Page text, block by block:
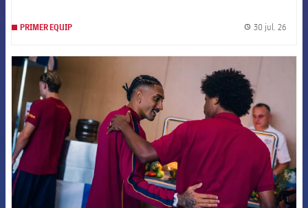
PRIMER EQUIP 30 jul. 26